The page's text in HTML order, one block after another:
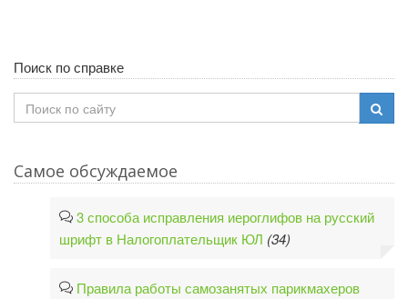
Поиск по справке
Самое обсуждаемое
3 способа исправления иероглифов на русский
шрифт в Налогоплательщик ЮЛ (34)
Правила работы самозанятых парикмахеров